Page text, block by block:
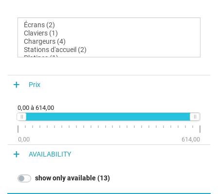
Prix
0,00 à 614,00
0,00 614,00
AVAILABILITY
show only available (13)